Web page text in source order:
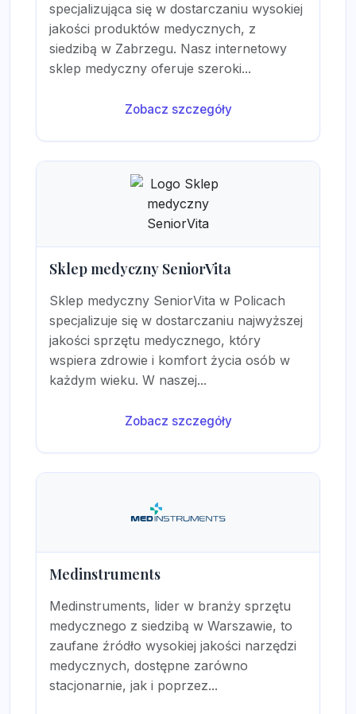
specjalizująca się w dostarczaniu wysokiej
jakości produktów medycznych, z
siedzibą w Zabrzegu. Nasz internetowy
sklep medyczny oferuje szeroki...
Zobacz szczegóły
Sklep medyczny SeniorVita
Sklep medyczny SeniorVita w Policach
specjalizuje się w dostarczaniu najwyższej
jakości sprzętu medycznego, który
wspiera zdrowie i komfort życia osób w
każdym wieku. W naszej...
Zobacz szczegóły
Medinstruments
Medinstruments, lider w branży sprzętu
medycznego z siedzibą w Warszawie, to
zaufane źródło wysokiej jakości narzędzi
medycznych, dostępne zarówno
stacjonarnie, jak i poprzez...